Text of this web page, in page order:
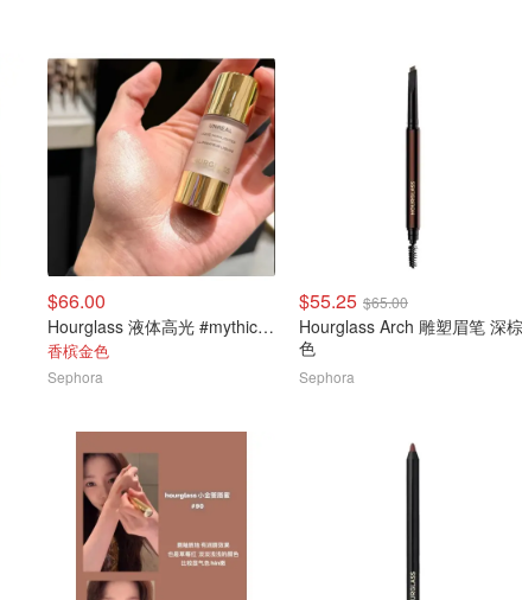
$66.00
Hourglass 液体高光 #mythic warm bronze gold
香槟金色
Sephora
$55.25 $65.00
Hourglass Arch 雕塑眉笔 深棕
色
Sephora